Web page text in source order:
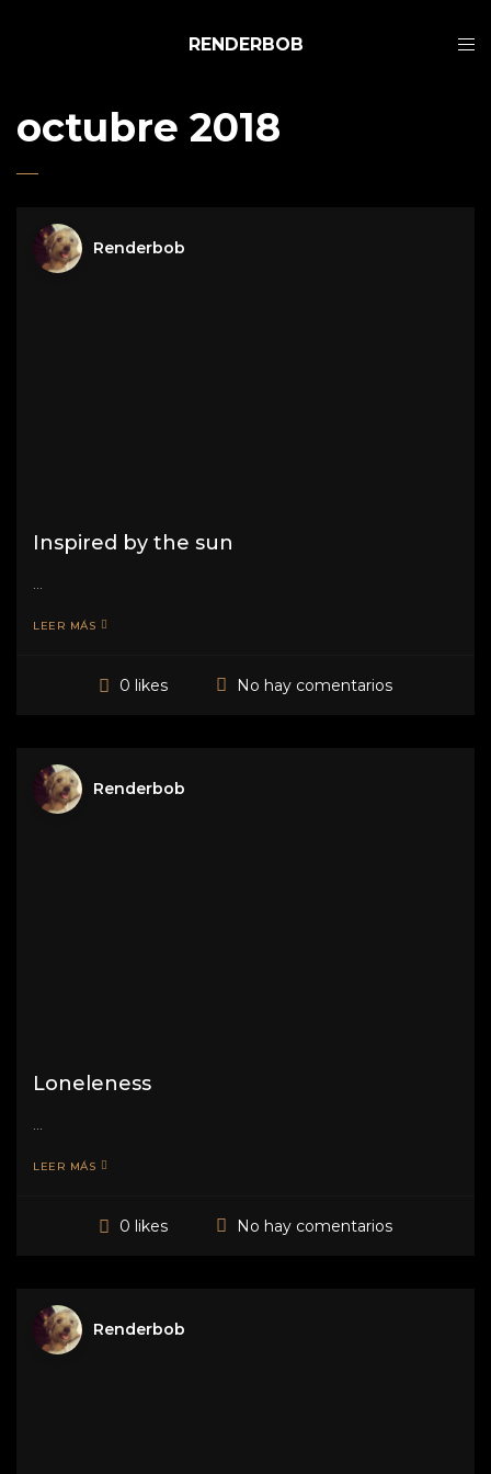
RENDERBOB
octubre 2018
Renderbob
Inspired by the sun
...
LEER MÁS
0 likes No hay comentarios
Renderbob
Loneleness
...
LEER MÁS
0 likes No hay comentarios
Renderbob